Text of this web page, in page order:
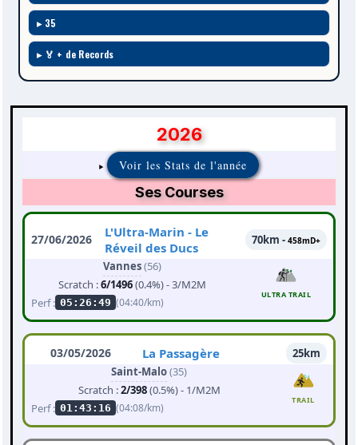
35
🏅 + de Records
2026
Voir les Stats de l'année
Ses Courses
27/06/2026
L'Ultra-Marin - Le
Réveil des Ducs
70km - 458mD+
Vannes(56)
Scratch :6/1496(0.4%) - 3/M2M
Perf : 05:26:49 (04:40/km)
ULTRA TRAIL
03/05/2026 La Passagère
25km
Saint-Malo(35)
Scratch :2/398(0.5%) - 1/M2M
Perf : 01:43:16 (04:08/km)
TRAIL